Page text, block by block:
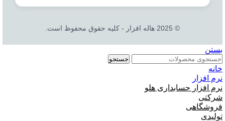
© 2025 هاله افزار - کلیه حقوق محفوظ است.
بستن
جستجو
خانه
نرم افزار
نرم افزار حسابداری هلو
شرکتی
فروشگاهی
تولیدی